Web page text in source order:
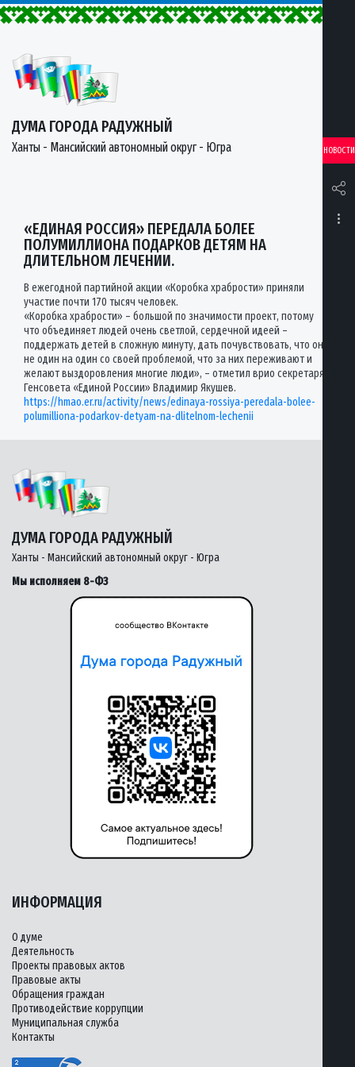
ДУМА ГОРОДА РАДУЖНЫЙ
Ханты - Мансийский автономный округ - Югра НОВОСТИ
«ЕДИНАЯ РОССИЯ» ПЕРЕДАЛА БОЛЕЕ
ПОЛУМИЛЛИОНА ПОДАРКОВ ДЕТЯМ НА
ДЛИТЕЛЬНОМ ЛЕЧЕНИИ.
В ежегодной партийной акции «Коробка храбрости» приняли
участие почти 170 тысяч человек.
«Коробка храбрости» – большой по значимости проект, потому
что объединяет людей очень светлой, сердечной идеей –
поддержать детей в сложную минуту, дать почувствовать, что они
не один на один со своей проблемой, что за них переживают и
желают выздоровления многие люди», – отметил врио секретаря
Генсовета «Единой России» Владимир Якушев.
https://hmao.er.ru/activity/news/edinaya-rossiya-peredala-bolee-
polumilliona-podarkov-detyam-na-dlitelnom-lechenii
ДУМА ГОРОДА РАДУЖНЫЙ
Ханты - Мансийский автономный округ - Югра
Мы исполняем 8-ФЗ
ИНФОРМАЦИЯ
О думе
Деятельность
Проекты правовых актов
Правовые акты
Обращения граждан
Противодействие коррупции
Муниципальная служба
Контакты